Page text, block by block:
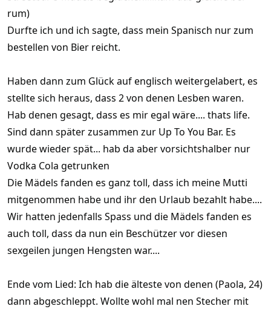
rum)
Durfte ich und ich sagte, dass mein Spanisch nur zum
bestellen von Bier reicht.
Haben dann zum Glück auf englisch weitergelabert, es
stellte sich heraus, dass 2 von denen Lesben waren.
Hab denen gesagt, dass es mir egal wäre.... thats life.
Sind dann später zusammen zur Up To You Bar. Es
wurde wieder spät... hab da aber vorsichtshalber nur
Vodka Cola getrunken
Die Mädels fanden es ganz toll, dass ich meine Mutti
mitgenommen habe und ihr den Urlaub bezahlt habe....
Wir hatten jedenfalls Spass und die Mädels fanden es
auch toll, dass da nun ein Beschützer vor diesen
sexgeilen jungen Hengsten war....
Ende vom Lied: Ich hab die älteste von denen (Paola, 24)
dann abgeschleppt. Wollte wohl mal nen Stecher mit